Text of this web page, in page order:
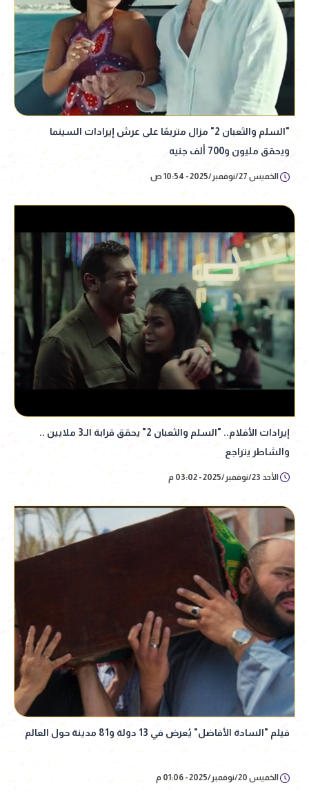
"السلم والثعبان 2" مزال متربعًا على عرش إيرادات السينما
ويحقق مليون و700 ألف جنيه
الخميس 27/نوفمبر/2025 - 10:54 ص
إيرادات الأفلام.. "السلم والثعبان 2" يحقق قرابة الـ3 ملايين ..
والشاطر يتراجع
الأحد 23/نوفمبر/2025 - 03:02 م
فيلم "السادة الأفاضل" يُعرض في 13 دولة و81 مدينة حول العالم
الخميس 20/نوفمبر/2025 - 01:06 م